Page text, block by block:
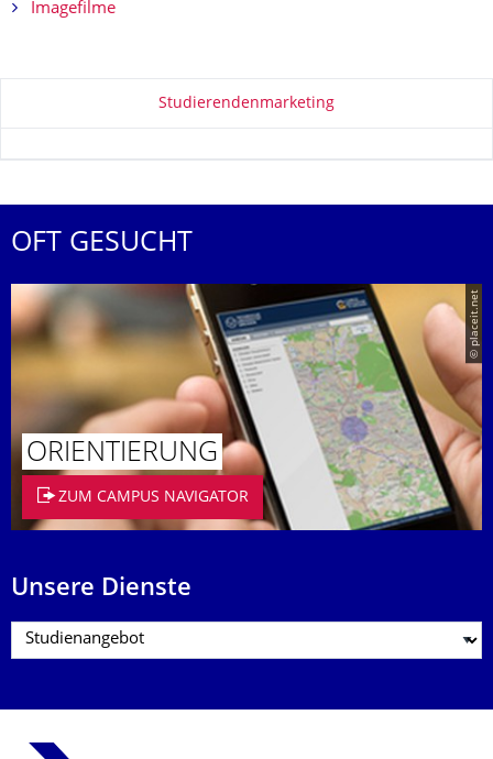
Imagefilme
Zu dieser SeiteStudierendenmarketing
OFT GESUCHT
© placeit.net
ORIENTIERUNG
ZUM CAMPUS NAVIGATOR
Unsere Dienste